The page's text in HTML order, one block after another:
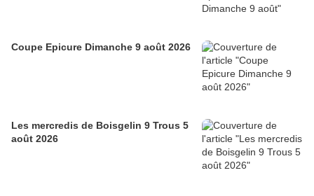
Coupe Epicure Dimanche 9 août 2026
Les mercredis de Boisgelin 9 Trous 5
août 2026